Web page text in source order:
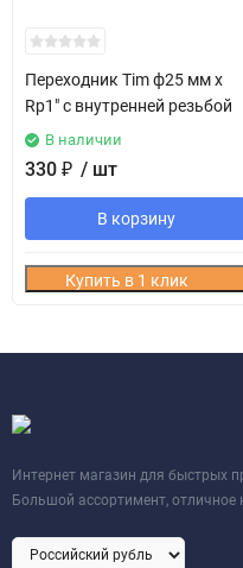
Переходник Tim ф25 мм х
Rp1" с внутренней резьбой
В наличии
330 ₽ / шт
В корзину
Купить в 1 клик
Интернет магазин для быстрых
Большой ассортимент, отличное